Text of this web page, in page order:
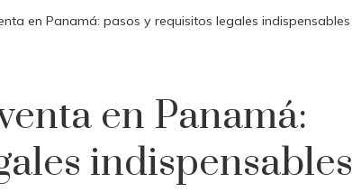
en Panamá: pasos y requisitos legales indispensables
en Panamá:
indispensables